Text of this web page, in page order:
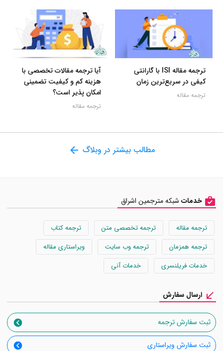
ترجمه مقاله ISI با گارانتی
کیفی در سریع‌ترین زمان
ترجمه مقاله
آیا ترجمه مقالات تخصصی با
هزینه کم و کیفیت تضمینی
امکان پذیر است؟
ترجمه مقاله
مطالب بیشتر در وبلاگ
خدمات شبکه مترجمین اشراق
ترجمه مقاله ترجمه تخصصی متن
ترجمه کتاب
ترجمه همزمان
ترجمه وب سایت
ویراستاری مقاله
خدمات فریلنسری
خدمات آنی
ارسال سفارش
ثبت سفارش ترجمه
ثبت سفارش ویراستاری